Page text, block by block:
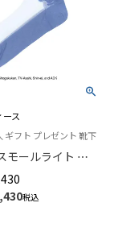
ース
フト プレゼント 靴下
モールライト シ
カジュアル ソッ
日本製
税込